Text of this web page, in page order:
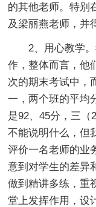
的其他老师。特别
及梁丽燕老师，并
2、用心教学。
作，整体而言，他
次的期末考试中，
一，两个班的平均
是92、45分，三（
不能说明什么，但
评价一名老师的业
意到对学生的差异
做到精讲多练，重
堂上发挥作用，设